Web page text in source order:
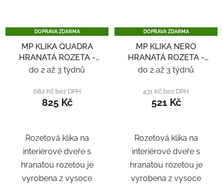
DOPRAVA ZDARMA
MP KLIKA QUADRA
HRANATÁ ROZETA -
ČERNÁ
do 2 až 3 týdnů
682 Kč bez DPH
825 Kč
Rozetová klika na
interiérové ​​dveře s
hranatou rozetou je
vyrobena z vysoce
DOPRAVA ZDARMA
MP KLIKA NERO
HRANATÁ ROZETA -
NEREZ
do 2 až 3 týdnů
431 Kč bez DPH
521 Kč
Rozetová klika na
interiérové ​​dveře s
hranatou rozetou je
vyrobena z vysoce